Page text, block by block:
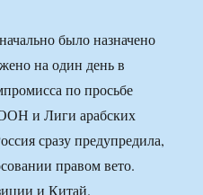
было назначено
на один день в
по просьбе
и Лиги арабских
сразу предупредила,
правом вето.
и Китай.